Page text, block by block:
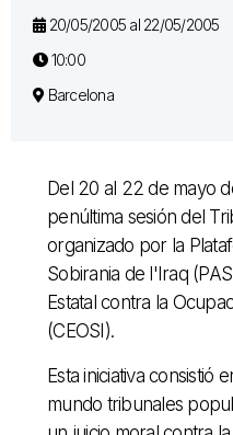
20/05/2005 al 22/05/2005
10:00
Barcelona
Del 20 al 22 de mayo
penúltima sesión del
organizado por la
Sobirania de l'Iraq
Estatal contra la
(CEOSI).
Esta iniciativa consistió
mundo tribunales